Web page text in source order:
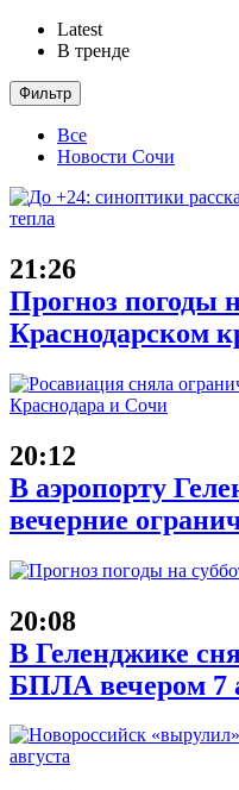
Latest
В тренде
Фильтр
Все
Новости Сочи
21:26
Прогноз погоды
Краснодарском
20:12
В аэропорту
вечерние
20:08
В Геленджике
БПЛА вечером 7